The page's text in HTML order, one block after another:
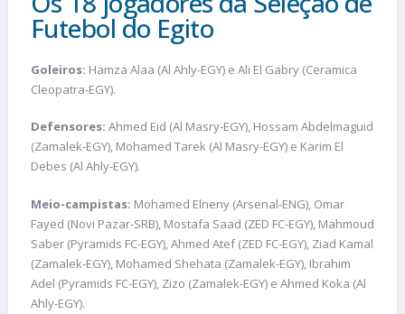
Futebol do Egito
Goleiros: Hamza Alaa (Al Ahly-EGY) e Ali El Gabry (Ceramica
Cleopatra-EGY).
Defensores: Ahmed Eid (Al Masry-EGY), Hossam Abdelmaguid
(Zamalek-EGY), Mohamed Tarek (Al Masry-EGY) e Karim El
Debes (Al Ahly-EGY).
Meio-campistas: Mohamed Elneny (Arsenal-ENG), Omar
Fayed (Novi Pazar-SRB), Mostafa Saad (ZED FC-EGY), Mahmoud
Saber (Pyramids FC-EGY), Ahmed Atef (ZED FC-EGY), Ziad Kamal
(Zamalek-EGY), Mohamed Shehata (Zamalek-EGY), Ibrahim
Adel (Pyramids FC-EGY), Zizo (Zamalek-EGY) e Ahmed Koka (Al
Ahly-EGY).